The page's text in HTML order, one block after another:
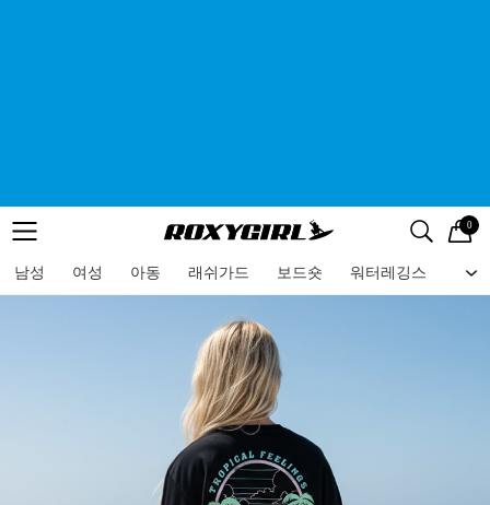
메뉴 검색
로고 0
남성 여성 아동 래쉬가드 보드숏 워터레깅스 비
메뉴